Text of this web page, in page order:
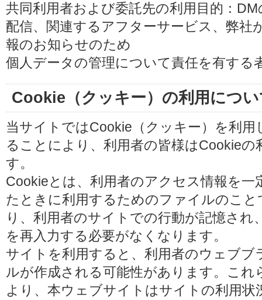
共同利用者および委託先の利用目的：
配信、関連するアフターサービス、弊社
報のお知らせのため
個人データの管理について責任を有する
Cookie（クッキー）の利用につ
当サイトではCookie（クッキー）を利
ることにより、利用者の皆様はCookie
す。
Cookieとは、利用者のアクセス情報を
たときに利用するためのファイルのこ
り、利用者のサイトでの行動が記憶さ
を再入力する必要がなくなります。
サイトを利用すると、利用者のウェブ
ルが作成される可能性があります。こ
より、本ウェブサイトはサイトの利用